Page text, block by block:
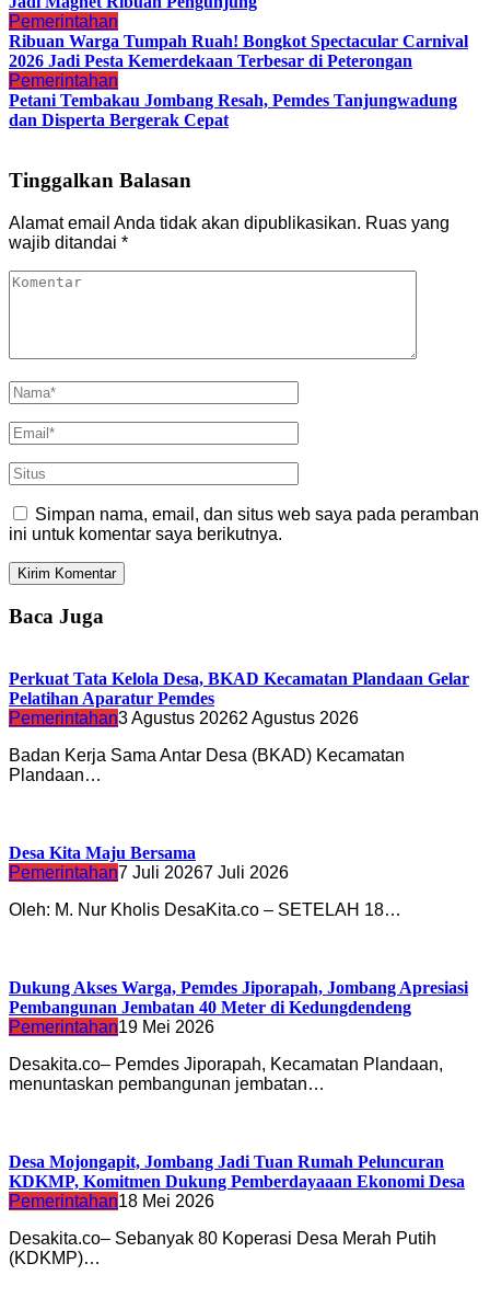
Pemerintahan
Ribuan Warga Tumpah Ruah! Bongkot Spectacular Carnival
2026 Jadi Pesta Kemerdekaan Terbesar di Peterongan
Pemerintahan
Petani Tembakau Jombang Resah, Pemdes Tanjungwadung
dan Disperta Bergerak Cepat
Tinggalkan Balasan
Alamat email Anda tidak akan dipublikasikan. Ruas yang
wajib ditandai *
Simpan nama, email, dan situs web saya pada peramban
ini untuk komentar saya berikutnya.
Baca Juga
Perkuat Tata Kelola Desa, BKAD Kecamatan Plandaan Gelar
Pelatihan Aparatur Pemdes
Pemerintahan3 Agustus 20262 Agustus 2026
Badan Kerja Sama Antar Desa (BKAD) Kecamatan
Plandaan…
Desa Kita Maju Bersama
Pemerintahan7 Juli 20267 Juli 2026
Oleh: M. Nur Kholis DesaKita.co – SETELAH 18…
Dukung Akses Warga, Pemdes Jiporapah, Jombang Apresiasi
Pembangunan Jembatan 40 Meter di Kedungdendeng
Pemerintahan19 Mei 2026
Desakita.co– Pemdes Jiporapah, Kecamatan Plandaan,
menuntaskan pembangunan jembatan…
Desa Mojongapit, Jombang Jadi Tuan Rumah Peluncuran
KDKMP, Komitmen Dukung Pemberdayaaan Ekonomi Desa
Pemerintahan18 Mei 2026
Desakita.co– Sebanyak 80 Koperasi Desa Merah Putih
(KDKMP)…